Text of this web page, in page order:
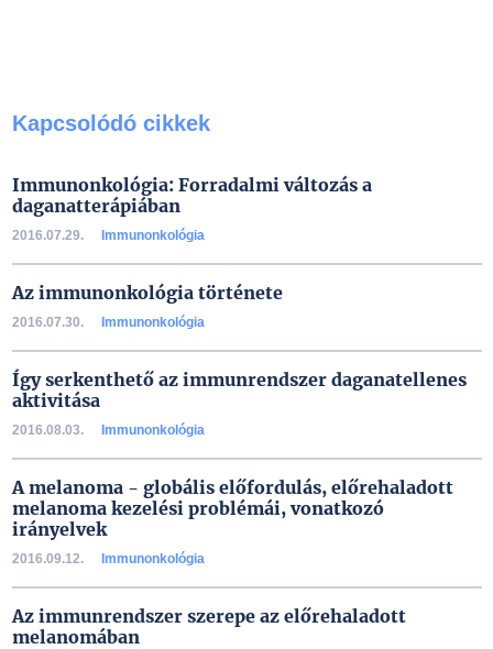
Kapcsolódó cikkek
Immunonkológia: Forradalmi változás a
daganatterápiában
2016.07.29. Immunonkológia
Az immunonkológia története
2016.07.30. Immunonkológia
Így serkenthető az immunrendszer daganatellenes
aktivitása
2016.08.03. Immunonkológia
A melanoma - globális előfordulás, előrehaladott
melanoma kezelési problémái, vonatkozó
irányelvek
2016.09.12. Immunonkológia
Az immunrendszer szerepe az előrehaladott
melanomában